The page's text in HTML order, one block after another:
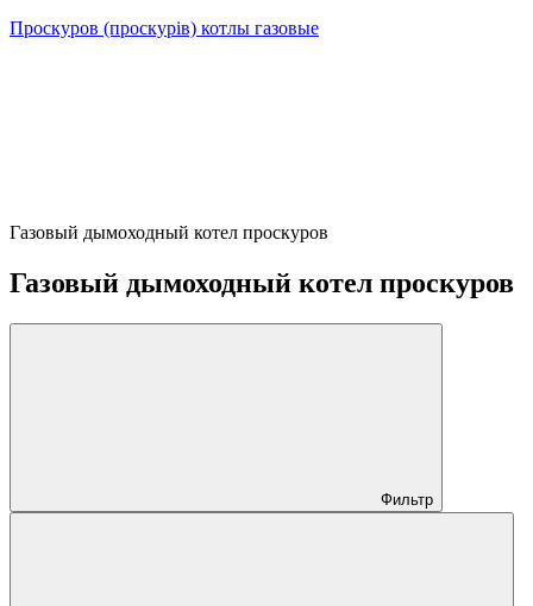
Проскуров (проскурiв) котлы газовые
Газовый дымоходный котел проскуров
Газовый дымоходный котел проскуров
Фильтр